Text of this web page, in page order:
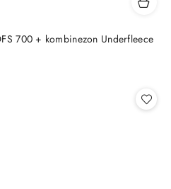
700 + kombinezon Underfleece